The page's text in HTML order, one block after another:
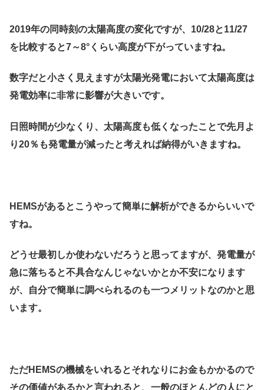
2019年の同時刻の太陽高度の変化ですが、10/28と11/27
を比較すると7～8°くらい高度が下がっていますね。
数字だと小さく見えますが太陽光発電において太陽高度は
発電効率に非常に影響が大きいです。
日照時間が少なくり、太陽高度も低くなったことで先月よ
り20％も発電量が減ったと考えれば納得がいきますね。
HEMSがあるとこうやって簡単に解析ができるからいいで
すね。
どうせ最初しか使わないだろうと思ってますが、発電量が
急に落ちると不具合なんじゃないかとか不安になります
が、自分で簡単に調べられるのも一つメリットなのかと思
います。
ただHEMSの機械をいれるとそれなりにお金もかかるので
その価値があるかと言われると、一般のほとんどの人にと